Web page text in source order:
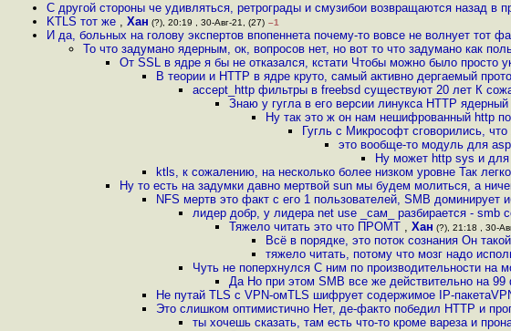
С другой стороны че удивляться, ретрограды и смузибои возвращаются назад в
KTLS тот же , Хан (?), 20:19 , 30-Авг-21, (27) –1
И да, больных на голову экспертов впопеннета почему-то вовсе не волнует тот
То что задумано ядерным, ок, вопросов нет, но вот то что задумано как
От SSL в ядре я бы не отказался, кстати Чтобы можно было просто
В теории и HTTP в ядре круто, самый активно дергаемый
accept_http фильтры в freebsd существуют 20 лет К
Знаю у гугла в его версии линукса HTTP
Ну так это ж он нам нешифрованный http
Гугль с Микрософт сговорились,
это вообще-то модуль для
Ну может http sys и
ktls, к сожалению, на несколько более низком уровне Так
Ну то есть на задумки давно мертвой sun мы будем молиться, а
NFS мертв это факт с его 1 пользователей, SMB доминирует
лидер добр, у лидера net use _сам_ разбирается - smb
Тяжело читать это что ПРОМТ , Хан (?), 21:18 , 30-
Всё в порядке, это поток сознания Он такой
тяжело читать, потому что мозг надо
Чуть не поперхнулся С ним по производительности на
Да Но при этом SMB все же действительно на 99
Не путай TLS с VPN-омTLS шифрует содержимое IP-
Это слишком оптимистично Нет, де-факто победил HTTP и
ты хочешь сказать, там есть что-то кроме вареза и